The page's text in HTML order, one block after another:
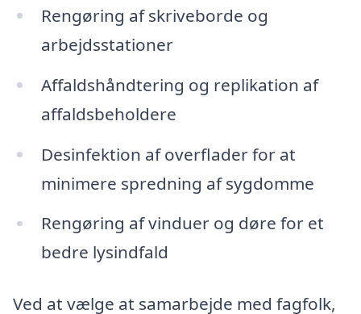
Rengøring af skriveborde og
arbejdsstationer
Affaldshåndtering og replikation af
affaldsbeholdere
Desinfektion af overflader for at
minimere spredning af sygdomme
Rengøring af vinduer og døre for et
bedre lysindfald
Ved at vælge at samarbejde med fagfolk,